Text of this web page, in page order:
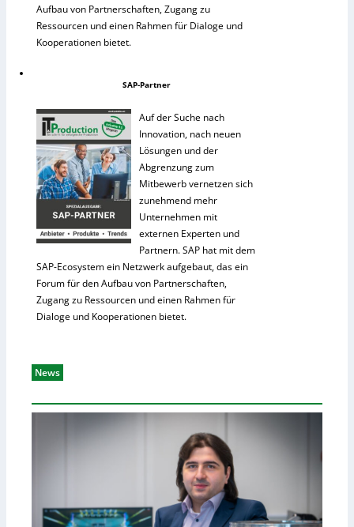
Aufbau von Partnerschaften, Zugang zu
Ressourcen und einen Rahmen für Dialoge und
Kooperationen bietet.
SAP-Partner
Auf der Suche nach
Innovation, nach neuen
Lösungen und der
Abgrenzung zum
Mitbewerb vernetzen sich
zunehmend mehr
Unternehmen mit
externen Experten und
Partnern. SAP hat mit dem
SAP-Ecosystem ein Netzwerk aufgebaut, das ein
Forum für den Aufbau von Partnerschaften,
Zugang zu Ressourcen und einen Rahmen für
Dialoge und Kooperationen bietet.
News